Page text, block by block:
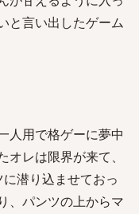
と言い出したゲーム
人用で格ゲーに夢中
レは限界が来て、
潜り込ませておっ
、パンツの上からマ